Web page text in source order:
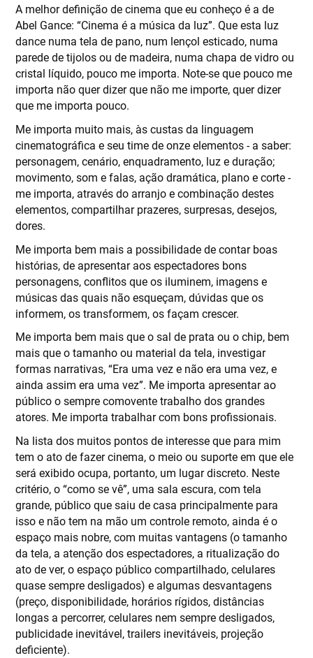
A melhor definição de cinema que eu conheço é a de
Abel Gance: “Cinema é a música da luz”. Que esta luz
dance numa tela de pano, num lençol esticado, numa
parede de tijolos ou de madeira, numa chapa de vidro ou
cristal líquido, pouco me importa. Note-se que pouco me
importa não quer dizer que não me importe, quer dizer
que me importa pouco.
Me importa muito mais, às custas da linguagem
cinematográfica e seu time de onze elementos - a saber:
personagem, cenário, enquadramento, luz e duração;
movimento, som e falas, ação dramática, plano e corte -
me importa, através do arranjo e combinação destes
elementos, compartilhar prazeres, surpresas, desejos,
dores.
Me importa bem mais a possibilidade de contar boas
histórias, de apresentar aos espectadores bons
personagens, conflitos que os iluminem, imagens e
músicas das quais não esqueçam, dúvidas que os
informem, os transformem, os façam crescer.
Me importa bem mais que o sal de prata ou o chip, bem
mais que o tamanho ou material da tela, investigar
formas narrativas, “Era uma vez e não era uma vez, e
ainda assim era uma vez”. Me importa apresentar ao
público o sempre comovente trabalho dos grandes
atores. Me importa trabalhar com bons profissionais.
Na lista dos muitos pontos de interesse que para mim
tem o ato de fazer cinema, o meio ou suporte em que ele
será exibido ocupa, portanto, um lugar discreto. Neste
critério, o “como se vê”, uma sala escura, com tela
grande, público que saiu de casa principalmente para
isso e não tem na mão um controle remoto, ainda é o
espaço mais nobre, com muitas vantagens (o tamanho
da tela, a atenção dos espectadores, a ritualização do
ato de ver, o espaço público compartilhado, celulares
quase sempre desligados) e algumas desvantagens
(preço, disponibilidade, horários rígidos, distâncias
longas a percorrer, celulares nem sempre desligados,
publicidade inevitável, trailers inevitáveis, projeção
deficiente).